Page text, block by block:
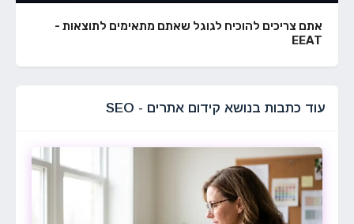
אתם צריכים להוכיח לגוגל שאתם מתאימים לתוצאות -
EEAT
עוד כתבות בנושא קידום אתרים - SEO